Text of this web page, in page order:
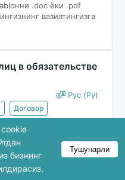
.doc ёки .pdf
вазиятингизга
в обязательстве
Рус (Ру)
Договор
олиш
бизнинг
Тушунарли